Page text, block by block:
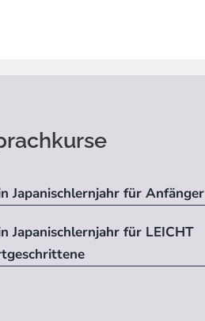
Japanischlernjahr für Anfänger
Japanischlernjahr für LEICHT